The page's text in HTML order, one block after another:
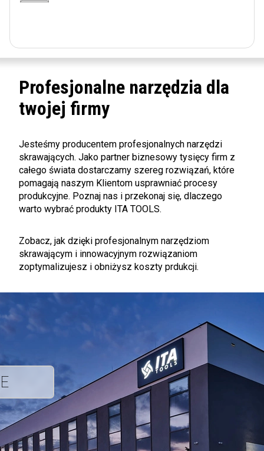
Profesjonalne narzędzia dla
twojej firmy
Jesteśmy producentem profesjonalnych narzędzi
skrawających. Jako partner biznesowy tysięcy firm z
całego świata dostarczamy szereg rozwiązań, które
pomagają naszym Klientom usprawniać procesy
produkcyjne. Poznaj nas i przekonaj się, dlaczego
warto wybrać produkty ITA TOOLS.
Zobacz, jak dzięki profesjonalnym narzędziom
skrawającym i innowacyjnym rozwiązaniom
zoptymalizujesz i obniżysz koszty prdukcji.